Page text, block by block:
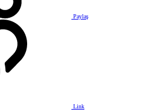
Paylaş
Link